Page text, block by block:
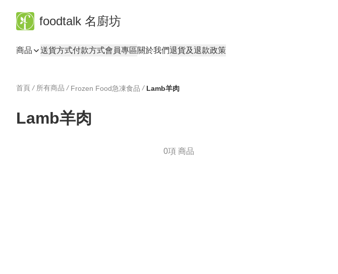
foodtalk 名廚坊
商品 送貨方式付款方式會員專區關於我們退貨及退款政策
首頁 / 所有商品 / Frozen Food急凍食品 / Lamb羊肉
Lamb羊肉
0項 商品